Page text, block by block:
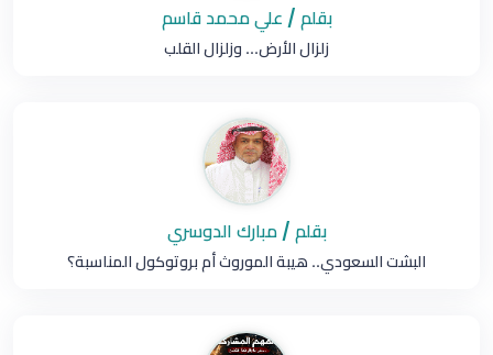
بقلم / علي محمد قاسم
زلزال الأرض... وزلزال القلب
بقلم / مبارك الدوسري
البشت السعودي.. هيبة الموروث أم بروتوكول المناسبة؟